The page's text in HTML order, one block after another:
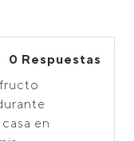
0 Respuestas
en